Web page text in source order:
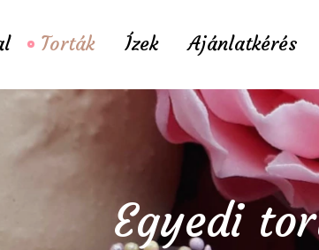
Torták Ízek Ajánlatkérés
Egyedi